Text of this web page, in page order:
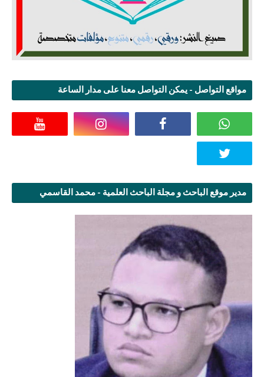
مواقع التواصل - يمكن التواصل معنا على مدار الساعة
مدير موقع الباحث و مجلة الباحث العلمية - محمد القاسمي